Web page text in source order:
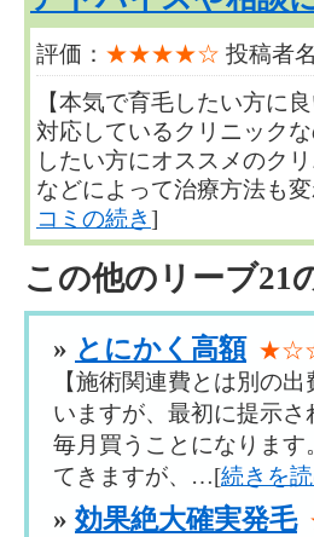
評価： ★★★★☆ 投稿者
【本気で育毛したい方に
対応しているクリニック
したい方にオススメのク
などによって治療方法も
コミの続き]
この他のリーブ21
» とにかく高額
【施術関連費とは別の
いますが、最初に提示
毎月買うことになりま
てきますが、…[続きを
» 効果絶大確実発毛